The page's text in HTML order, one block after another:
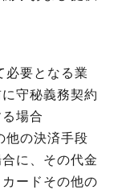
要となる業
守秘義務契約
場合
他の決済手段
に、その代金
ードその他の